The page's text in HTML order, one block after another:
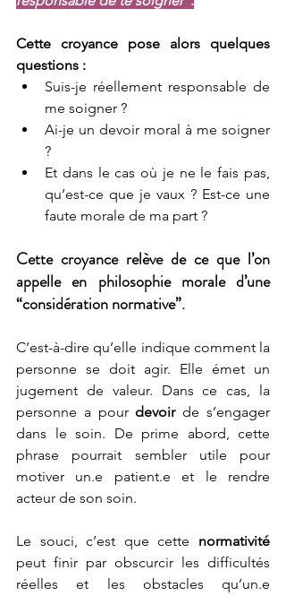
Cette croyance pose alors quelques
questions :
Suis-je réellement responsable de
me soigner ?
Ai-je un devoir moral à me soigner
?
Et dans le cas où je ne le fais pas,
qu’est-ce que je vaux ? Est-ce une
faute morale de ma part ?
Cette croyance relève de ce que l’on
appelle en philosophie morale d’une
“considération normative”.
C’est-à-dire qu’elle indique comment la
personne se doit agir. Elle émet un
jugement de valeur. Dans ce cas, la
personne a pour devoir de s’engager
dans le soin. De prime abord, cette
phrase pourrait sembler utile pour
motiver un.e patient.e et le rendre
acteur de son soin.
Le souci, c’est que cette normativité
peut finir par obscurcir les difficultés
réelles et les obstacles qu’un.e